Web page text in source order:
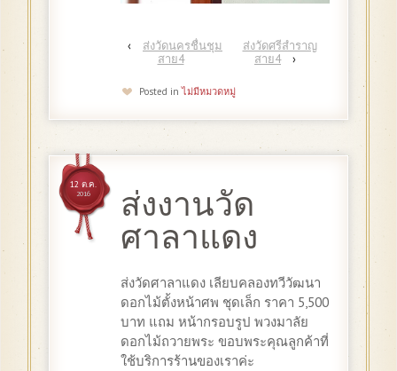
‹
ส่งวัดนครชื่นชุม
สาย4
ส่งวัดศรีสำราญ
สาย4
›
Posted inไม่มีหมวดหมู่
ส่งงานวัด
ศาลาแดง
12 ต.ค.
2016
ส่งวัดศาลาแดง เลียบคลองทวีวัฒนา
ดอกไม้ตั้งหน้าศพ ชุดเล็ก ราคา 5,500
บาท แถม หน้ากรอบรูป พวงมาลัย
ดอกไม้ถวายพระ ขอบพระคุณลูกค้าที่
ใช้บริการร้านของเราค่ะ